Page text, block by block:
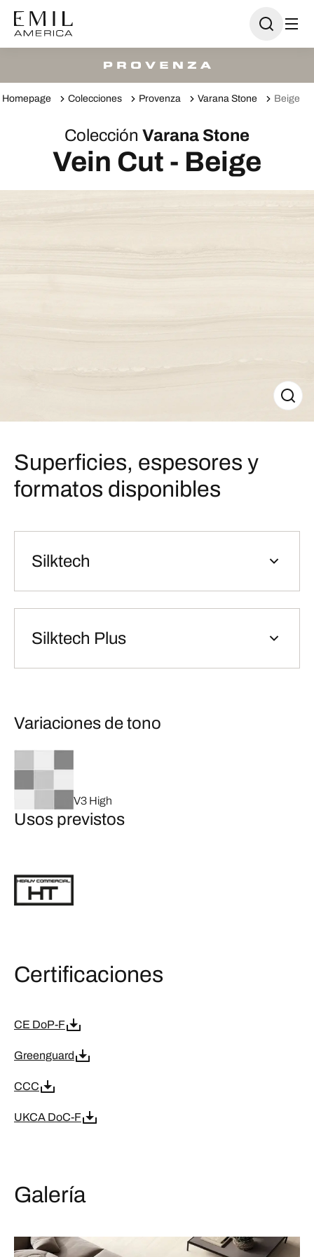
Homepage Colecciones Provenza Varana Stone Beige
Colección Varana Stone
Vein Cut - Beige
Superficies, espesores y
formatos disponibles
Silktech
Silktech Plus
Variaciones de tono
V3 High
Usos previstos
Certificaciones
CE DoP-F
Greenguard
CCC
UKCA DoC-F
Galería